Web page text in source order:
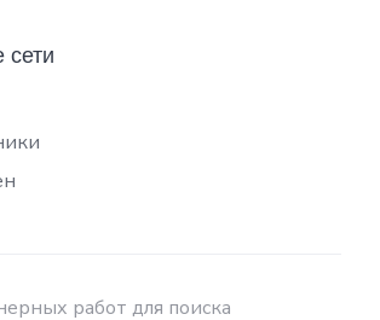
работ для поиска